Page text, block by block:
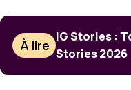
À lire
IG Stories :
Stories 2026